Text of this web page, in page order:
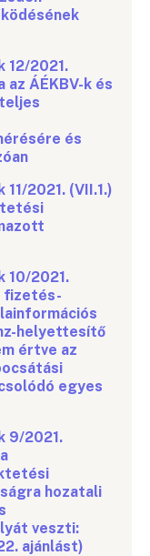
12/2021.
az ÁÉKBV-k és
és
2021. (VII.1.)
10/2021.
fizetés-
helyettesítő
értve az
egyes
9/2021.
hozatali
veszti:
ajánlást)